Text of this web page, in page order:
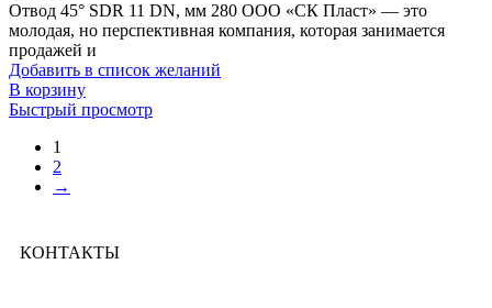
Отвод 45° SDR 11 DN, мм 280 ООО «СК Пласт» — это
молодая, но перспективная компания, которая занимается
продажей и
Добавить в список желаний
В корзину
Быстрый просмотр
1
2
→
КОНТАКТЫ